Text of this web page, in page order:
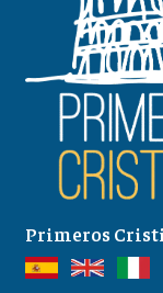
Primeros